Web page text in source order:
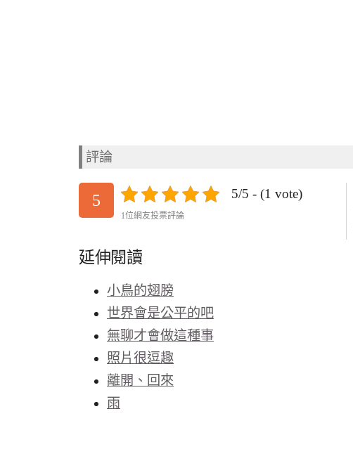
評論
5 5/5 - (1 vote)
1位網友投票評論
延伸閱讀
小鳥的翅膀
世界會是公平的吧
無聊才會做這種事
照片很逗趣
離開、回來
雨